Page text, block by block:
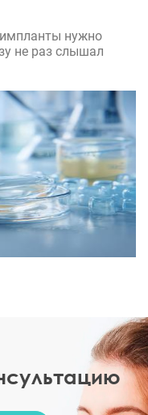
импланты нужно
не раз слышал